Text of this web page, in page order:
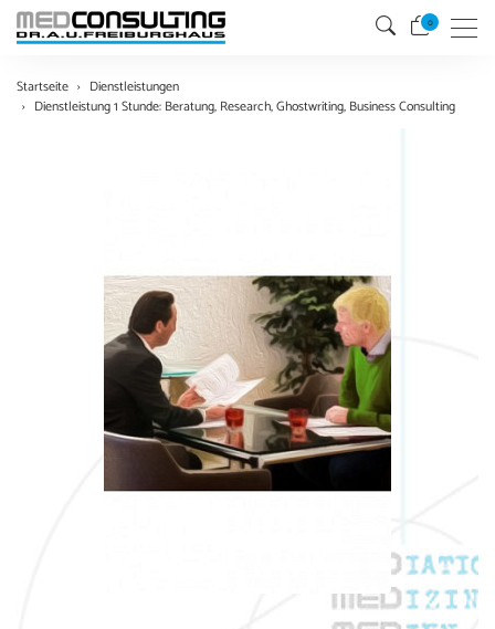
0 Menu
Startseite
Dienstleistungen
Dienstleistung 1 Stunde: Beratung, Research, Ghostwriting, Business Consulting